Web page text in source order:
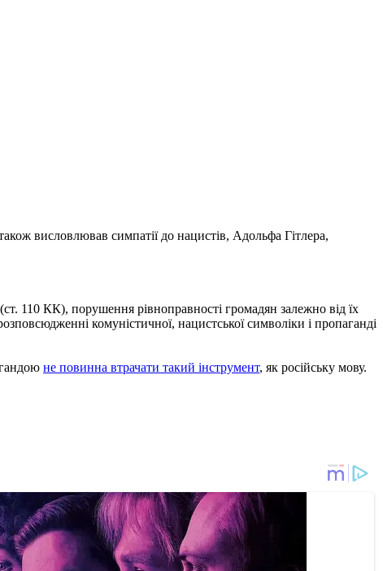
висловлював симпатії до нацистів, Адольфа Гітлера,
110 КК), порушення рівноправності громадян залежно від їх
комуністичної, нацистської символіки і пропаганді
не повинна втрачати такий інструмент, як російську мову.